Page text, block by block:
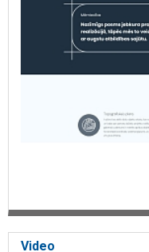
ierīkošana,
atbalsta punkti, izstrādāto
platību apjomu
aizsargjoslu noteikšana,
topogrāfiskā izpēte, būvju
būvju izpildmērījumi, būvju
Video